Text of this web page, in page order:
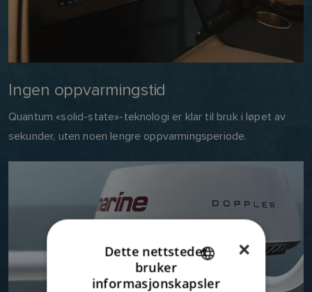
Ingen oppvarmingstid
Quantum «solid-state»-teknologi er klar til bruk i løpet av
sekunder, uten noen lengre oppvarmingsperiode.
×
Dette nettstedet
bruker
informasjonskapsler